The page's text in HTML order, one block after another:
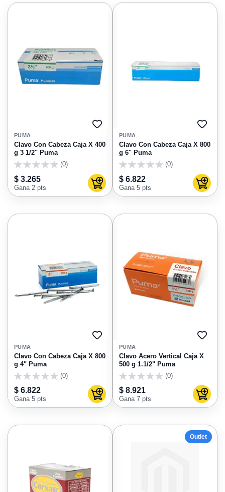
AGREGAR
FAVORITOS
PUMA
Clavo Con Cabeza Caja X 400
g 3 1/2" Puma
(0)
$ 3.265
Gana 2 pts Agregar al carrito
PUMA
Clavo Con Cabeza Caja X 800
g 6" Puma
(0)
$ 6.822
Gana 5 pts
AGREGAR
FAVORITOS
PUMA
Clavo Con Cabeza Caja X 800
g 4" Puma
(0)
$ 6.822
Gana 5 pts Agregar al carrito
PUMA
Clavo Acero Vertical Caja X
500 g 1.1/2" Puma
(0)
$ 8.921
Gana 7 pts
Outlet